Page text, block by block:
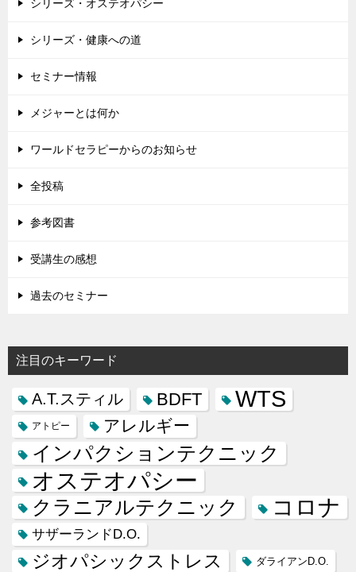
シリーズ・オステオパシー
シリーズ・健康への道
セミナー情報
メジャーとは何か
ワールドセラピーからのお知らせ
全投稿
参考図書
受講生の感想
過去のセミナー
注目のキーワード
A.T.スティル BDFT WTS
アトピー アレルギー
インパクションテクニック
オステオパシー
クラニアルテクニック コロナ
サザーランドD.O.
ジオパシックストレス ダライアンD.O.